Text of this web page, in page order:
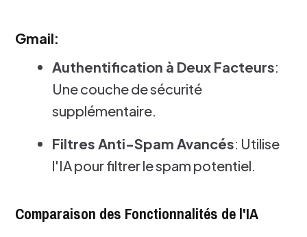
Gmail:
Authentification à Deux Facteurs:
Une couche de sécurité
supplémentaire.
Filtres Anti-Spam Avancés: Utilise
l'IA pour filtrer le spam potentiel.
Comparaison des Fonctionnalités de l'IA